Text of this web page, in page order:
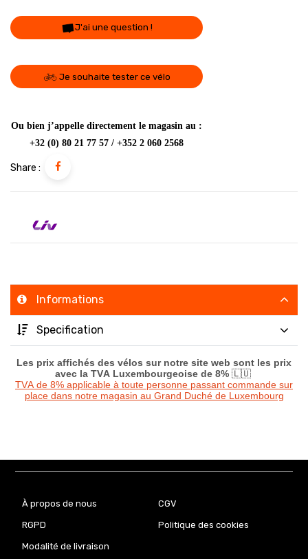
J'ai une question !
Je souhaite tester ce vélo
Ou bien j’appelle directement le magasin au :
+32 (0) 80 21 77 57 / +352 2 060 2568
Share :
Informations
Specification
Les prix affichés des vélos sur notre site web sont les prix
avec la TVA Luxembourgeoise de 8% 🇱🇺
TVA de 8% applicable à toute personne passant commande sur
place dans notre magasin au Grand Duché de Luxembourg
À propos de nous CGV
RGPD Politique des cookies
Modalité de livraison